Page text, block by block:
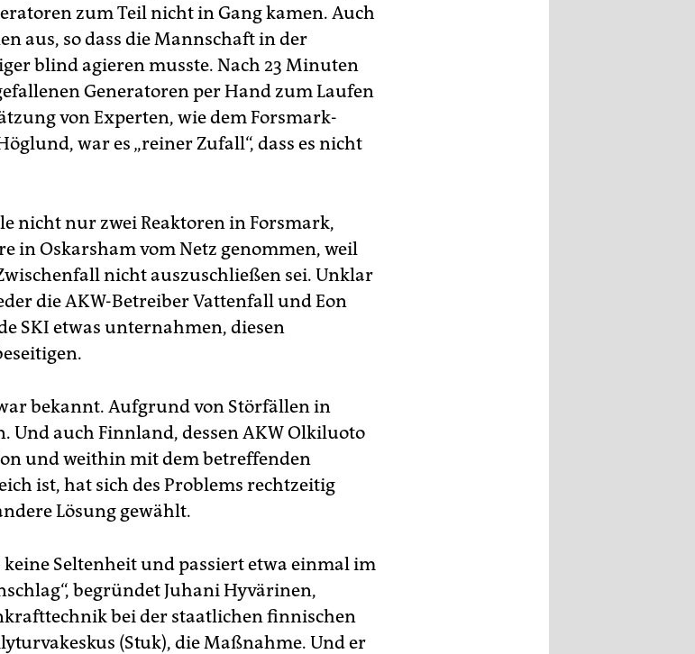
zum Teil nicht in Gang kamen. Auch
aus, so dass die Mannschaft in der
blind agieren musste. Nach 23 Minuten
Generatoren per Hand zum Laufen
von Experten, wie dem Forsmark-
war es „reiner Zufall“, dass es nicht
nicht nur zwei Reaktoren in Forsmark,
in Oskarsham vom Netz genommen, weil
nicht auszuschließen sei. Unklar
die AKW-Betreiber Vattenfall und Eon
SKI etwas unternahmen, diesen
bekannt. Aufgrund von Störfällen in
Und auch Finnland, dessen AKW Olkiluoto
und weithin mit dem betreffenden
ist, hat sich des Problems rechtzeitig
Lösung gewählt.
keine Seltenheit und passiert etwa einmal im
begründet Juhani Hyvärinen,
bei der staatlichen finnischen
(Stuk), die Maßnahme. Und er